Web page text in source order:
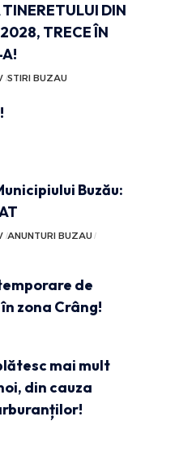
DIN
TRECE ÎN
A!
STIRI BUZAU
Buzău:
ANUNTURI BUZAU
de
zona Crâng!
mai mult
din cauza